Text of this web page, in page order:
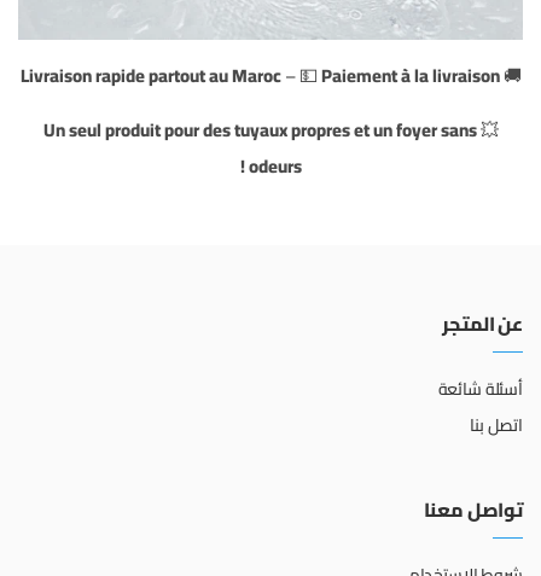
🚚
Livraison rapide partout au Maroc– 💵Paiement à la livraison
💥
Un seul produit pour des tuyaux propres et un foyer sans
odeurs !
عن المتجر
أسئلة شائعة
اتصل بنا
تواصل معنا